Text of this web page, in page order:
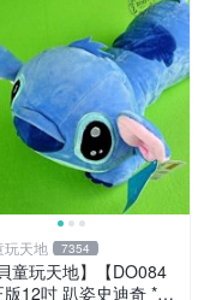
玩天地 7354
童玩天地】【DO084
12吋 趴姿史迪奇 *D